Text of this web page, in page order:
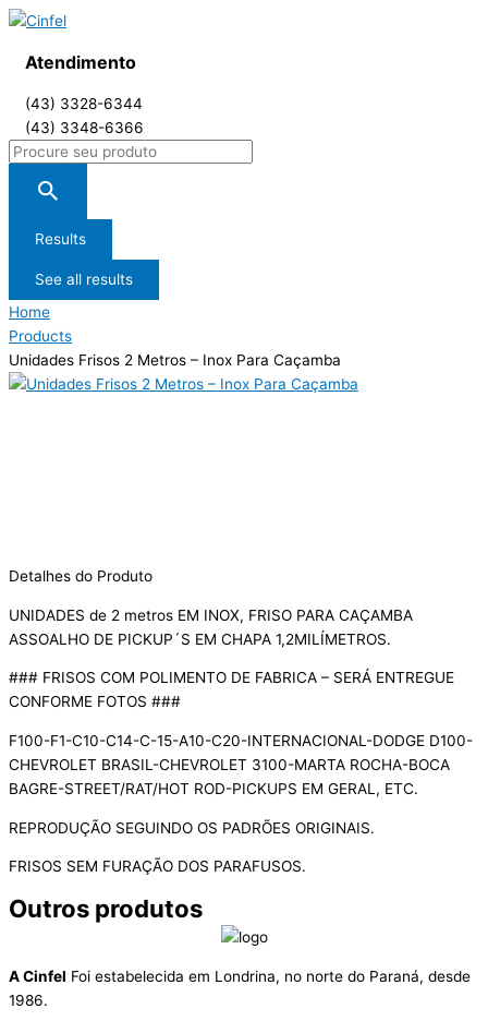
Atendimento
(43) 3328-6344
(43) 3348-6366
Results
See all results
Home
Products
Unidades Frisos 2 Metros – Inox Para Caçamba
Detalhes do Produto
UNIDADES de 2 metros EM INOX, FRISO PARA CAÇAMBA
ASSOALHO DE PICKUP´S EM CHAPA 1,2MILÍMETROS.
### FRISOS COM POLIMENTO DE FABRICA – SERÁ ENTREGUE
CONFORME FOTOS ###
F100-F1-C10-C14-C-15-A10-C20-INTERNACIONAL-DODGE D100-
CHEVROLET BRASIL-CHEVROLET 3100-MARTA ROCHA-BOCA
BAGRE-STREET/RAT/HOT ROD-PICKUPS EM GERAL, ETC.
REPRODUÇÃO SEGUINDO OS PADRÕES ORIGINAIS.
FRISOS SEM FURAÇÃO DOS PARAFUSOS.
Outros produtos
A Cinfel Foi estabelecida em Londrina, no norte do Paraná, desde
1986.